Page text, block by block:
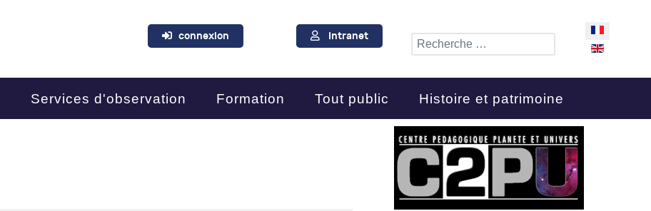
connexion Intranet Rechercher
Sélectionnez
Services d'observation Formation Tout public Histoire et patrimoine